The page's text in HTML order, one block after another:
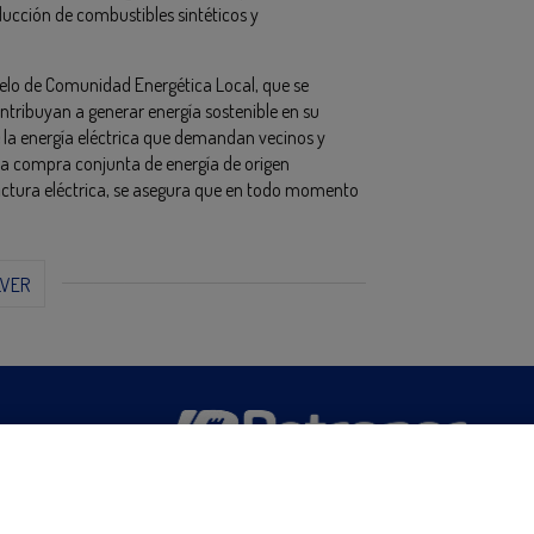
de combustibles sintéticos y
de Comunidad Energética Local, que se
a generar energía sostenible en su
energía eléctrica que demandan vecinos y
compra conjunta de energía de origen
eléctrica, se asegura que en todo momento